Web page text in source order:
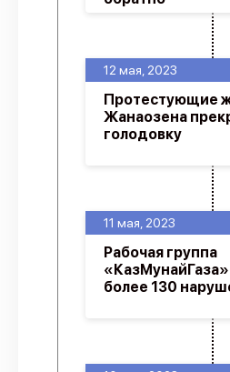
11 мая, 2023
Рабочая группа
более 130
12 мая, 2023
Протестующие
Жанаозена
голодовку